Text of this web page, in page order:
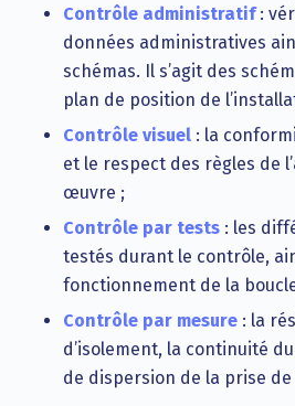
Contrôle administratif:
données administratives
schémas. Il s’agit des
plan de position de
Contrôle visuel: la
et le respect des règles de
œuvre ;
Contrôle par tests: les
testés durant le contrôle,
fonctionnement de la
Contrôle par mesure: la
d’isolement, la continuité
de dispersion de la prise